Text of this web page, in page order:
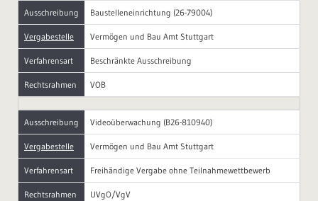
Ausschreibung Baustelleneinrichtung (26-79004)
Vergabestelle Vermögen und Bau Amt Stuttgart
Verfahrensart Beschränkte Ausschreibung
Rechtsrahmen VOB
Ausschreibung Videoüberwachung (B26-810940)
Vergabestelle Vermögen und Bau Amt Stuttgart
Verfahrensart Freihändige Vergabe ohne Teilnahmewettbewerb
Rechtsrahmen UVgO/VgV